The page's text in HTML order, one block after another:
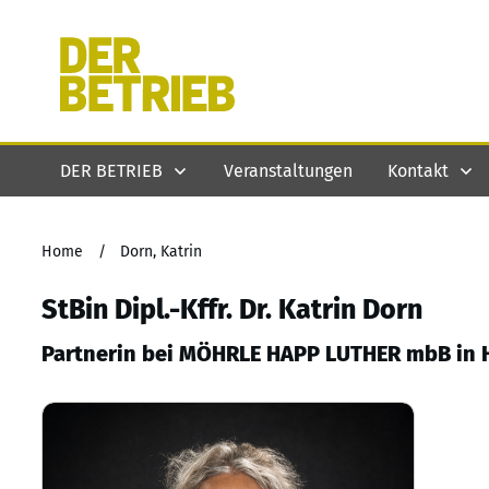
DER BETRIEB Veranstaltungen Kontakt
Home / Dorn, Katrin
StBin Dipl.-Kffr. Dr. Katrin Dorn
Partnerin bei MÖHRLE HAPP LUTHER mbB in